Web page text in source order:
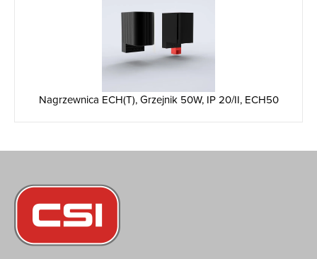
Nagrzewnica ECH(T), Grzejnik 50W, IP 20/II, ECH50